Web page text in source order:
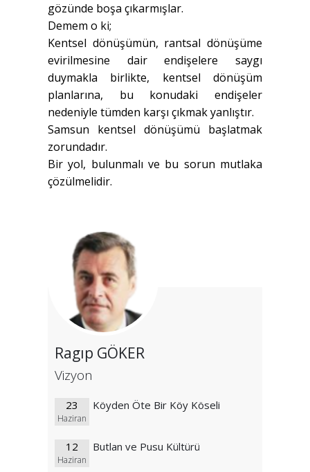
gözünde boşa çıkarmışlar.
Demem o ki;
Kentsel dönüşümün, rantsal dönüşüme
evirilmesine dair endişelere saygı
duymakla birlikte, kentsel dönüşüm
planlarına, bu konudaki endişeler
nedeniyle tümden karşı çıkmak yanlıştır.
Samsun kentsel dönüşümü başlatmak
zorundadır.
Bir yol, bulunmalı ve bu sorun mutlaka
çözülmelidir.
Ragıp GÖKER
Vizyon
23
Haziran
Köyden Öte Bir Köy Köseli
12
Haziran
Butlan ve Pusu Kültürü